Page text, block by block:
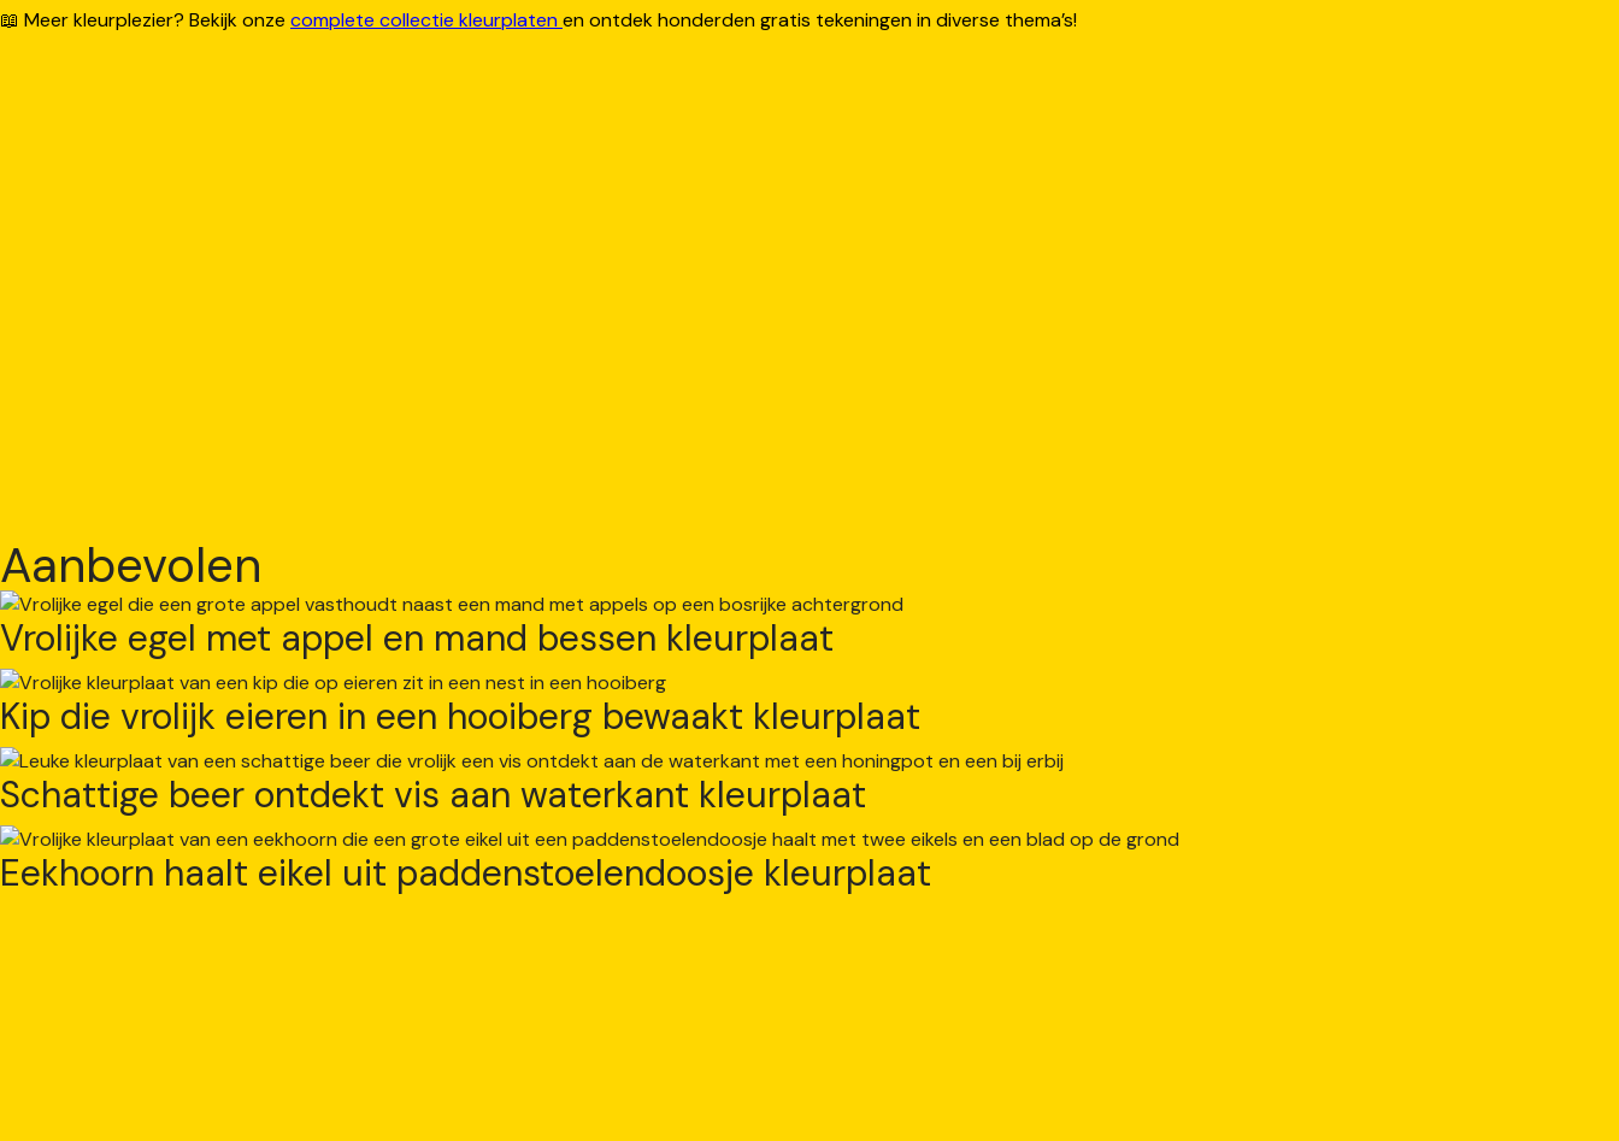
📖 Meer kleurplezier? Bekijk onze complete collectie kleurplatenen ontdek honderden gratis tekeningen in diverse thema’s!
Aanbevolen
Vrolijke egel met appel en mand bessen kleurplaat
Kip die vrolijk eieren in een hooiberg bewaakt kleurplaat
Schattige beer ontdekt vis aan waterkant kleurplaat
Eekhoorn haalt eikel uit paddenstoelendoosje kleurplaat